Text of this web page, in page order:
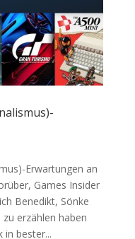
Erwartungen an
Games Insider
Benedikt, Sönke
erzählen haben
in bester...